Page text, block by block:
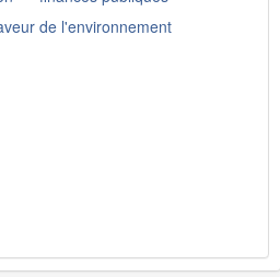
de l'environnement